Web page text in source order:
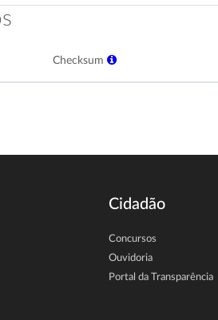
Checksum
Cidadão
Concursos
Ouvidoria
Portal da Transparência